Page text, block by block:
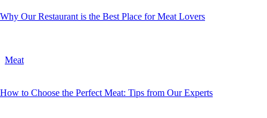
Why Our Restaurant is the Best Place for Meat Lovers
Meat
How to Choose the Perfect Meat: Tips from Our Experts